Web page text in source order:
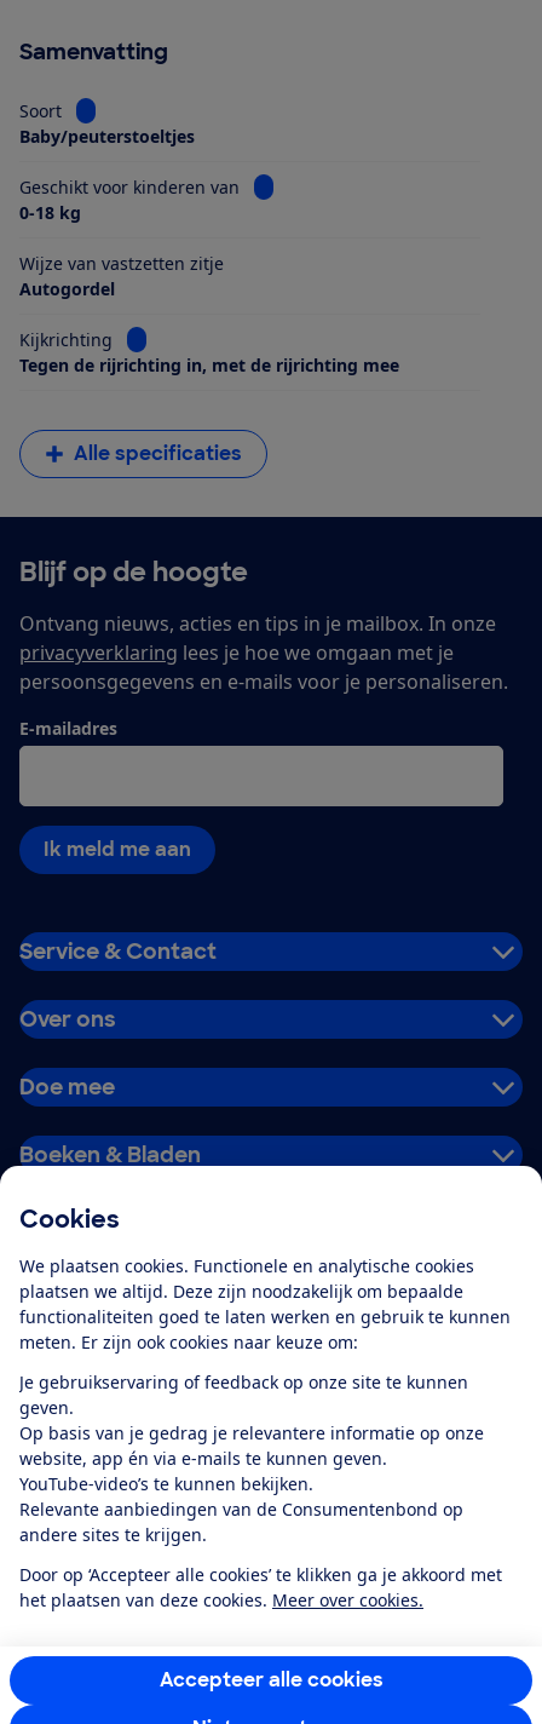
Cookies
We plaatsen cookies. Functionele en analytische cookies
plaatsen we altijd. Deze zijn noodzakelijk om bepaalde
functionaliteiten goed te laten werken en gebruik te kunnen
meten. Er zijn ook cookies naar keuze om:
Je gebruikservaring of feedback op onze site te kunnen
geven.
Op basis van je gedrag je relevantere informatie op onze
website, app én via e-mails te kunnen geven.
YouTube-video’s te kunnen bekijken.
Relevante aanbiedingen van de Consumentenbond op
andere sites te krijgen.
Door op ‘Accepteer alle cookies’ te klikken ga je akkoord met
het plaatsen van deze cookies. Meer over cookies.
Accepteer alle cookies
Samenvatting
Soort
Bekijk informatie voor Soort
Baby/peuterstoeltjes
Geschikt voor kinderen van
Bekijk informatie voor Geschikt
0-18 kg
Wijze van vastzetten zitje
Autogordel
Kijkrichting
Bekijk informatie voor Kijkrichting
Tegen de rijrichting in, met de rijrichting mee
Alle specificaties
Blijf op de hoogte
Ontvang nieuws, acties en tips in je mailbox. In onze
privacyverklaring lees je hoe we omgaan met je
persoonsgegevens en e-mails voor je personaliseren.
E-mailadres
Ik meld me aan
Service & Contact
Over ons
Doe mee
Boeken & Bladen
Alles over de
app
Algemene Voorwaarden
Privacyverklaring
Cookiebeleid
Privacyvoorkeuren
Toegankelijkheid
RSS-feed nieuws
FacebookTwitterInstagram
YoutubeLinkedIn
12.901consumentenbeoordelen de Consumentenbondmet gemiddeld